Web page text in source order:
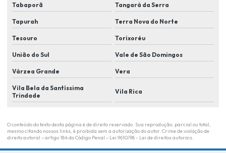
Monitoramento de eventos
Monitoramento remoto
Portaria remota
Portaria remota para condominios
Portaria remota em lucas do rio verde
Tabaporã Tangará da Serra
Tapurah Terra Nova do Norte
Tesouro Torixoréu
União do Sul Vale de São Domingos
Várzea Grande Vera
Vila Bela da Santíssima
Trindade
Vila Rica
O conteúdo do texto desta página é de direito reservado. Sua reprodução, parcial ou total,
mesmo citando nossos links, é proibida sem a autorização do autor. Crime de violação de
direito autoral – artigo 184 do Código Penal – Lei 9610/98 - Lei de direitos autorais